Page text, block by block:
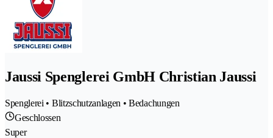
Jaussi Spenglerei GmbH Christian Jaussi
Spenglerei • Blitzschutzanlagen • Bedachungen
Geschlossen
Super